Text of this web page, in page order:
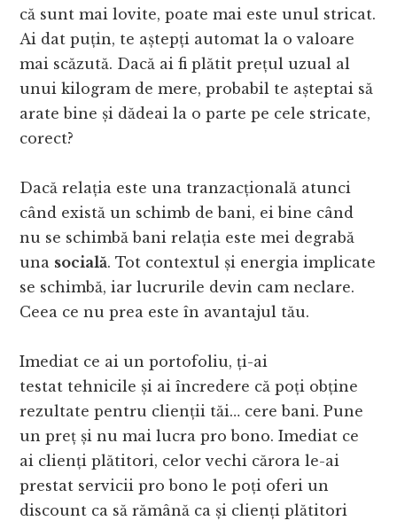
că sunt mai lovite, poate mai este unul stricat.
Ai dat puțin, te aștepți automat la o valoare
mai scăzută. Dacă ai fi plătit prețul uzual al
unui kilogram de mere, probabil te așteptai să
arate bine și dădeai la o parte pe cele stricate,
corect?
Dacă relația este una tranzacțională atunci
când există un schimb de bani, ei bine când
nu se schimbă bani relația este mei degrabă
una socială. Tot contextul și energia implicate
se schimbă, iar lucrurile devin cam neclare.
Ceea ce nu prea este în avantajul tău.
Imediat ce ai un portofoliu, ți-ai
testat tehnicile și ai încredere că poți obține
rezultate pentru clienții tăi… cere bani. Pune
un preț și nu mai lucra pro bono. Imediat ce
ai clienți plătitori, celor vechi cărora le-ai
prestat servicii pro bono le poți oferi un
discount ca să rămână ca și clienți plătitori